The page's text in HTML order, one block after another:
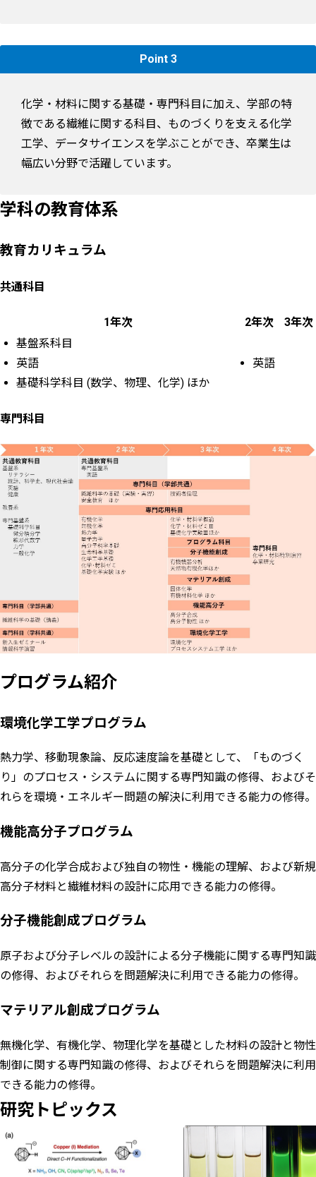
Point 3
化学・材料に関する基礎・専門科目に加え、学部の特
徴である繊維に関する科目、ものづくりを支える化学
工学、データサイエンスを学ぶことができ、卒業生は
幅広い分野で活躍しています。
学科の教育体系
教育カリキュラム
共通科目
1年次 2年次
3年次
基盤系科目
英語
基礎科学科目 (数学、物理、化学) ほか
英語
専門科目
プログラム紹介
環境化学工学プログラム
熱力学、移動現象論、反応速度論を基礎として、「ものづく
り」のプロセス・システムに関する専門知識の修得、およびそ
れらを環境・エネルギー問題の解決に利用できる能力の修得。
機能高分子プログラム
高分子の化学合成および独自の物性・機能の理解、および新規
高分子材料と繊維材料の設計に応用できる能力の修得。
分子機能創成プログラム
原子および分子レベルの設計による分子機能に関する専門知識
の修得、およびそれらを問題解決に利用できる能力の修得。
マテリアル創成プログラム
無機化学、有機化学、物理化学を基礎とした材料の設計と物性
制御に関する専門知識の修得、およびそれらを問題解決に利用
できる能力の修得。
研究トピックス